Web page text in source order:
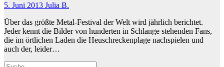
5. Juni 2013 Julia B.
Über das größte Metal-Festival der Welt wird jährlich berichtet.
Jeder kennt die Bilder von hunderten in Schlange stehenden Fans,
die im örtlichen Laden die Heuschreckenplage nachspielen und
auch der, leider…